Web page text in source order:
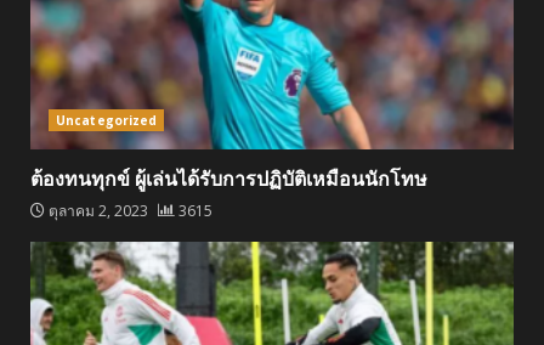
Uncategorized
ต้องทนทุกข์ ผู้เล่นได้รับการปฏิบัติเหมือนนักโทษ
ตุลาคม 2, 2023 3615